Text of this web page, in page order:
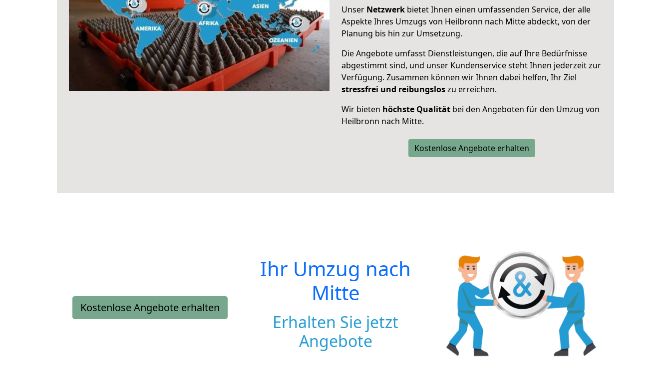
Unser Netzwerk bietet Ihnen einen umfassenden Service, der alle
Aspekte Ihres Umzugs von Heilbronn nach Mitte abdeckt, von der
Planung bis hin zur Umsetzung.
Die Angebote umfasst Dienstleistungen, die auf Ihre Bedürfnisse
abgestimmt sind, und unser Kundenservice steht Ihnen jederzeit zur
Verfügung. Zusammen können wir Ihnen dabei helfen, Ihr Ziel
stressfrei und reibungsloszu erreichen.
Wir bieten höchste Qualität bei den Angeboten für den Umzug von
Heilbronn nach Mitte.
Kostenlose Angebote erhalten
Kostenlose Angebote erhalten
Ihr Umzug nach
Mitte
Erhalten Sie jetzt
Angebote